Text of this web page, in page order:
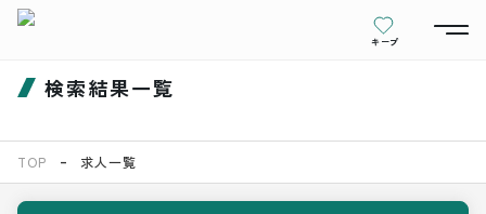
キープ
検索結果一覧
TOP 求人一覧